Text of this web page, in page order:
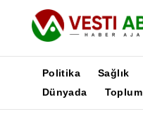
Politika Sağlık
Dünyada
Toplum